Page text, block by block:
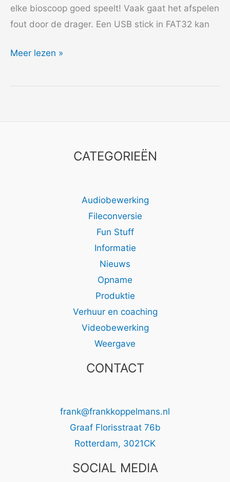
elke bioscoop goed speelt! Vaak gaat het afspelen
fout door de drager. Een USB stick in FAT32 kan
2014
mooiste
Meer lezen »
CATEGORIEËN
Audiobewerking
Fileconversie
Fun Stuff
Informatie
Nieuws
Opname
Produktie
Verhuur en coaching
Videobewerking
Weergave
CONTACT
frank@frankkoppelmans.nl
Graaf Florisstraat 76b
Rotterdam, 3021CK
SOCIAL MEDIA